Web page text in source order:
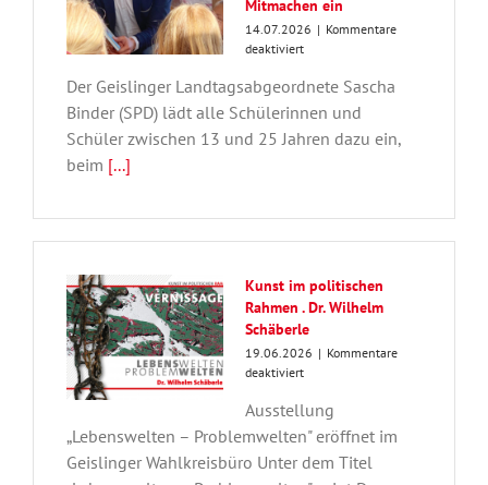
Mitmachen ein
14.07.2026 | Kommentare
deaktiviertfür
Schülerwettbewerb
Sascha
Mitmachen
ein
Der Geislinger Landtagsabgeordnete Sascha
Binder (SPD) lädt alle Schülerinnen und
Schüler zwischen 13 und 25 Jahren dazu ein,
beim [...]
Kunst im politischen
Rahmen . Dr. Wilhelm
Schäberle
19.06.2026 | Kommentare
deaktiviertfür
im
politischen
.
Ausstellung
„Lebenswelten – Problemwelten" eröffnet im
Geislinger Wahlkreisbüro Unter dem Titel